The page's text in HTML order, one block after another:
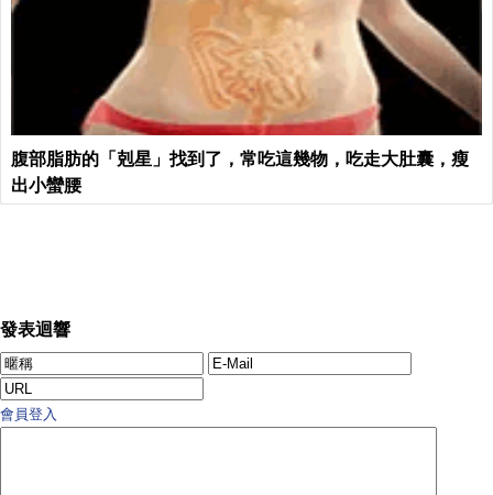
腹部脂肪的「剋星」找到了，常吃這幾物，吃走大肚囊，瘦
出小蠻腰
發表迴響
會員登入